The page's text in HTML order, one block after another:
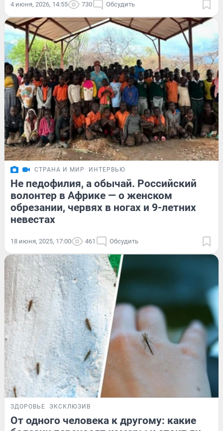
4 июня, 2026, 14:55 730 Обсудить
СТРАНА И МИР ИНТЕРВЬЮ
Не педофилия, а обычай. Российский
волонтер в Африке — о женском
обрезании, червях в ногах и 9-летних
невестах
18 июня, 2025, 17:00 461 Обсудить
ЗДОРОВЬЕ ЭКСКЛЮЗИВ
От одного человека к другому: какие